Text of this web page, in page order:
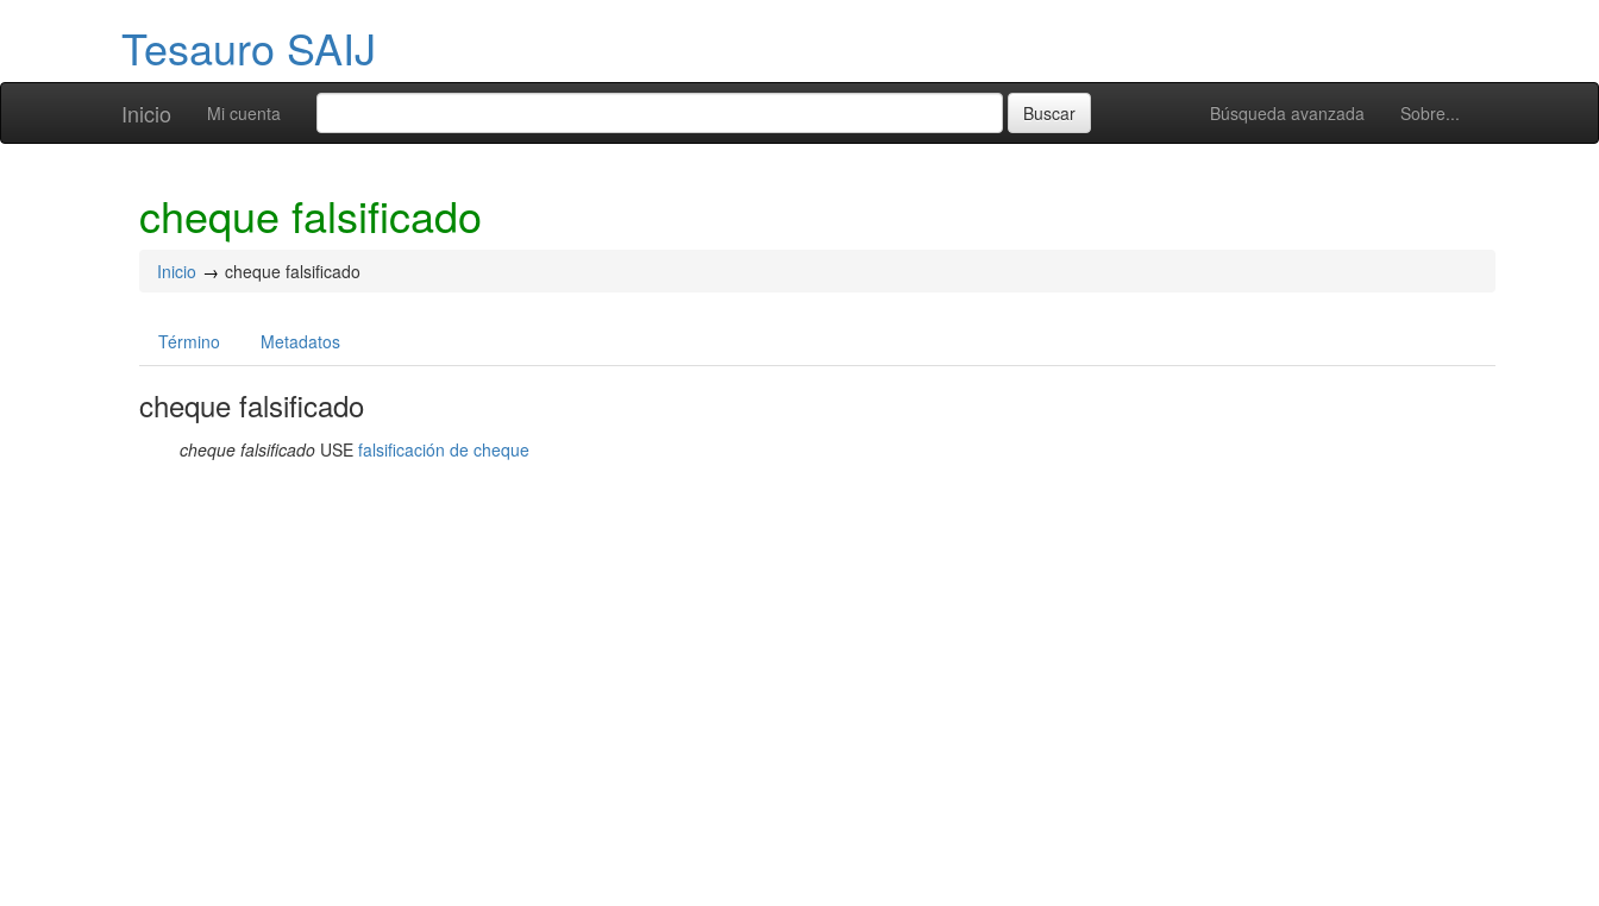
Tesauro SAIJ
Inicio Búsqueda avanzada Sobre...
Mi cuenta
cheque falsificado
Inicio cheque falsificado
Término Metadatos
cheque falsificado
cheque falsificado USEfalsificación de cheque